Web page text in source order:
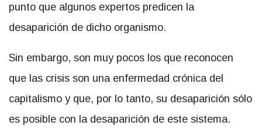
punto que algunos expertos predicen la
desaparición de dicho organismo.
Sin embargo, son muy pocos los que reconocen
que las crisis son una enfermedad crónica del
capitalismo y que, por lo tanto, su desaparición sólo
es posible con la desaparición de este sistema.